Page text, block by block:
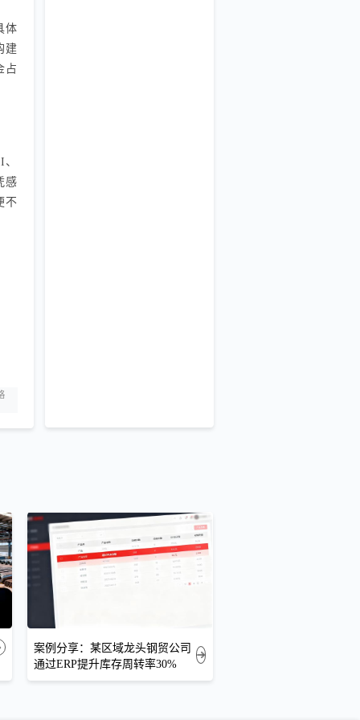
体
建
占
感
不
案例分享：某区域龙头钢贸公司
通过ERP提升库存周转率30%